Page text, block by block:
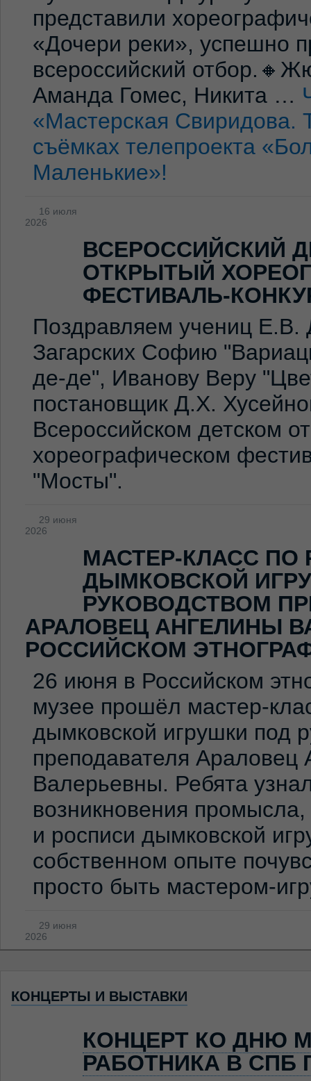
представили
«Дочери реки», успешно
всероссийский
Аманда Гомес, Никита …
«Мастерская Свиридова.
съёмках телепроекта
Маленькие»!
16 июля
2026
ВСЕРОССИЙСКИЙ
ОТКРЫТЫЙ
ФЕСТИВАЛЬ-
Поздравляем учениц Е.В.
Загарских Софию
де-де", Иванову Веру
постановщик Д.Х.
Всероссийском детском
хореографическом
"Мосты".
29 июня
2026
МАСТЕР-КЛАСС ПО
ДЫМКОВСКОЙ
РУКОВОДСТВОМ
АРАЛОВЕЦ АНГЕЛИНЫ
РОССИЙСКОМ
26 июня в Российском
музее прошёл мастер-
дымковской игрушки под
преподавателя Араловец
Валерьевны. Ребята
возникновения
и росписи дымковской
собственном опыте
просто быть мастером-
29 июня
2026
КОНЦЕРТЫ И ВЫСТАВКИ
КОНЦЕРТ КО ДНЮ
РАБОТНИКА В СПБ